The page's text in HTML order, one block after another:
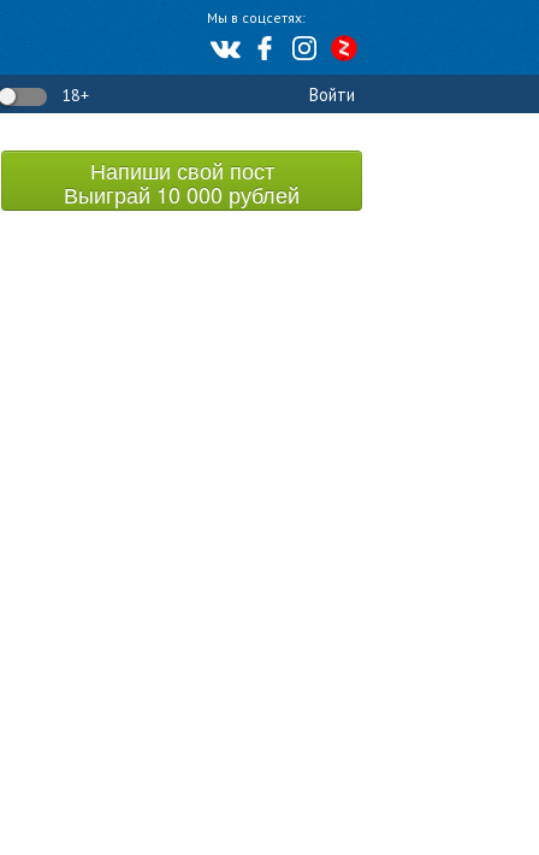
Мы в соцсетях:
18+ Войти
Напиши свой пост
Выиграй 10 000 рублей